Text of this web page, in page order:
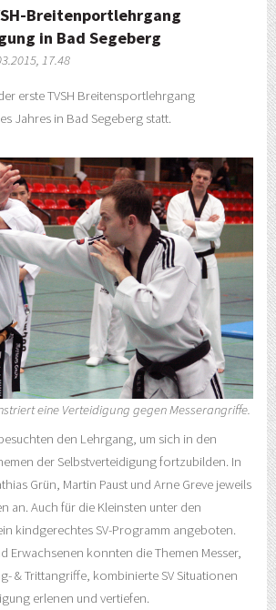
Breitenportlehrgang
in Bad Segeberg
17.48
erste TVSH Breitensportlehrgang
Jahres in Bad Segeberg statt.
eine Verteidigung gegen Messerangriffe.
den Lehrgang, um sich in den
der Selbstverteidigung fortzubilden. In
Grün, Martin Paust und Arne Greve jeweils
an. Auch für die Kleinsten unter den
kindgerechtes SV-Programm angeboten.
Erwachsenen konnten die Themen Messer,
& Trittangriffe, kombinierte SV Situationen
erlenen und vertiefen.